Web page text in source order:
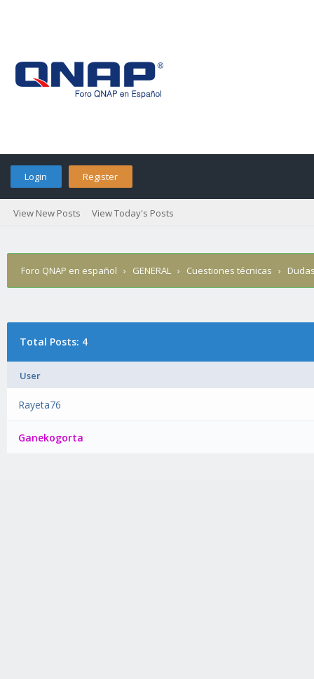
Login Register
View New Posts View Today's Posts
Foro QNAP en español › GENERAL › Cuestiones técnicas ›
Total Posts: 4
User
Rayeta76
Ganekogorta